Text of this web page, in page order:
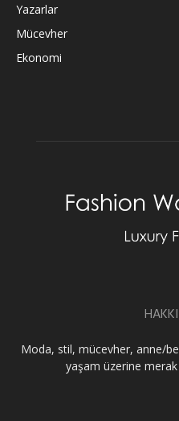
Yazarlar
Mücevher
Ekonomi
Moda, stil, mücevher, anne/
yaşam üzerine